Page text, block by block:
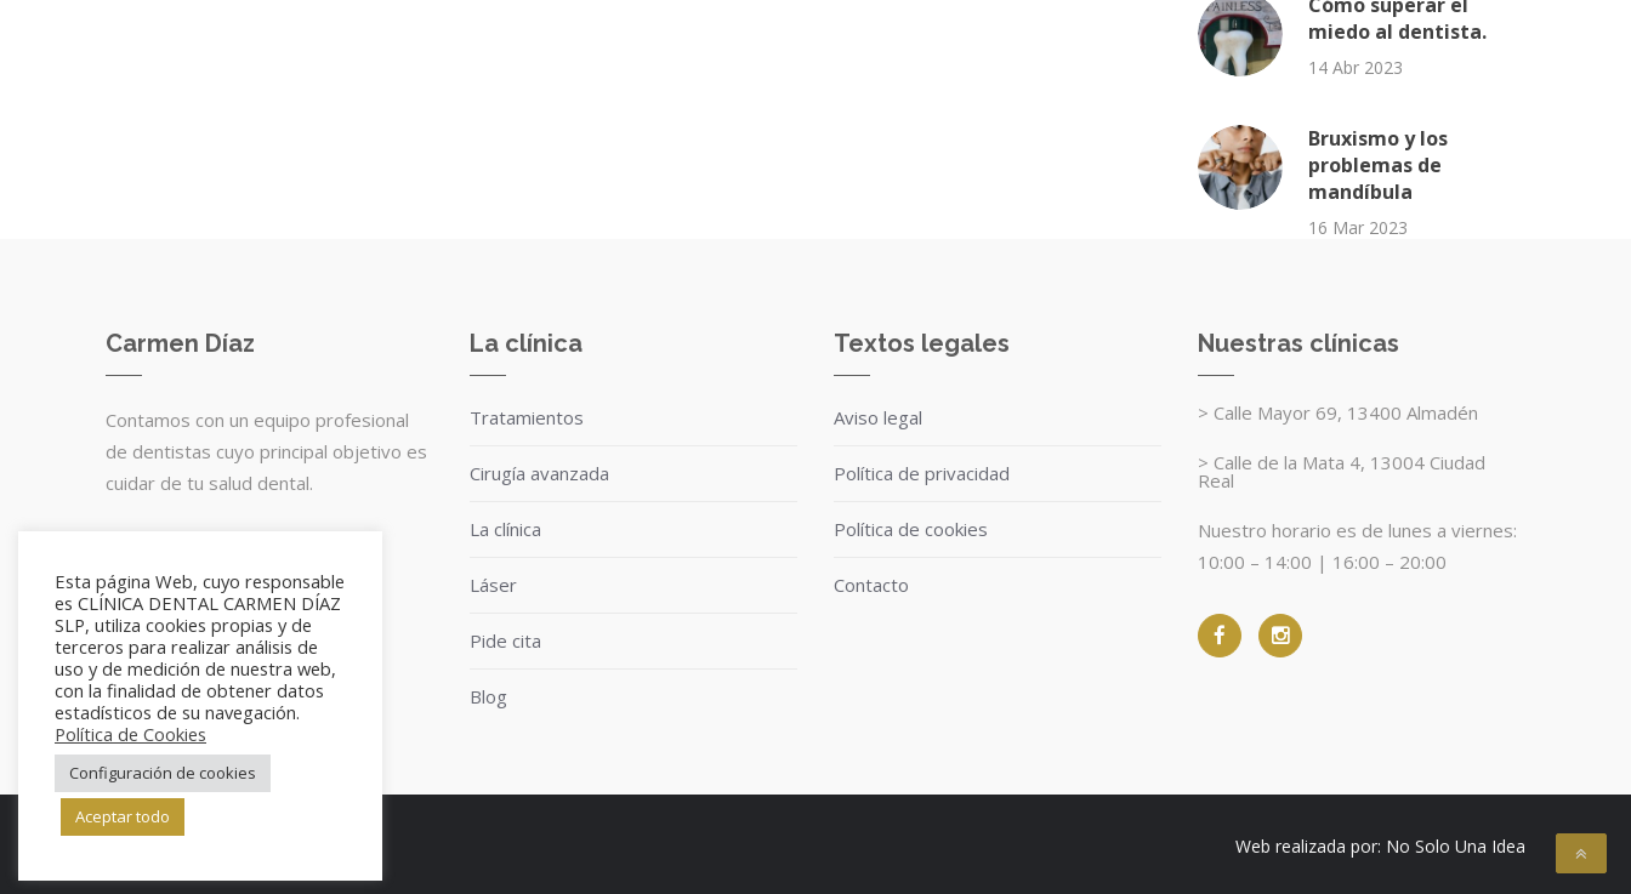
miedo al dentista.
14 Abr 2023
Bruxismo y los
problemas de
mandíbula
16 Mar 2023
Carmen Díaz
Contamos con un equipo profesional
de dentistas cuyo principal objetivo es
cuidar de tu salud dental.
nuestras dos clínicas.
La clínica
Tratamientos
Cirugía avanzada
La clínica
Láser
Pide cita
Blog
Textos legales
Aviso legal
Política de privacidad
Política de cookies
Contacto
Nuestras clínicas
> Calle Mayor 69, 13400 Almadén
> Calle de la Mata 4, 13004 Ciudad
Real
Nuestro horario es de lunes a viernes:
10:00 – 14:00 | 16:00 – 20:00
info@clinicadentalcarmendiaz.com Web realizada por: No Solo Una Idea
Esta página Web, cuyo responsable
es CLÍNICA DENTAL CARMEN DÍAZ
SLP, utiliza cookies propias y de
terceros para realizar análisis de
uso y de medición de nuestra web,
con la finalidad de obtener datos
estadísticos de su navegación.
Política de Cookies
Configuración de cookies
Aceptar todo